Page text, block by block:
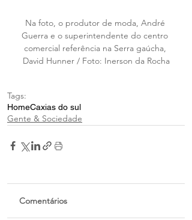
Na foto, o produtor de moda, André
Guerra e o superintendente do centro
comercial referência na Serra gaúcha,
David Hunner / Foto: Inerson da Rocha
Tags:
HomeCaxias do sul
Gente & Sociedade
Comentários